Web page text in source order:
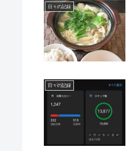
日々の記録
日々の記録